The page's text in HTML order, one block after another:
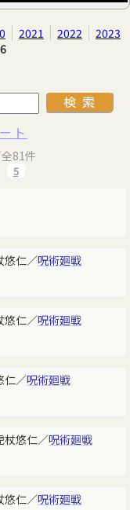
2021 2022
2023
ト
81件
5
仁／呪術廻戦
仁／呪術廻戦
仁／呪術廻戦
悠仁／呪術廻戦
悠仁／呪術廻戦